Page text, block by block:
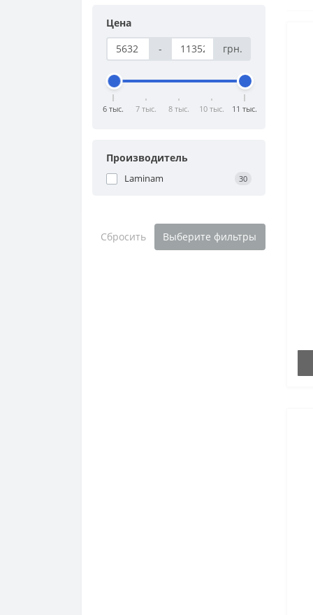
Цена
-
грн.
6 тыс. 7 тыс. 8 тыс. 10 тыс. 11 тыс.
Производитель
Laminam 30
Сбросить
Выберите фильтры